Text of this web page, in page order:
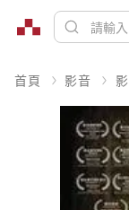
首頁 影音